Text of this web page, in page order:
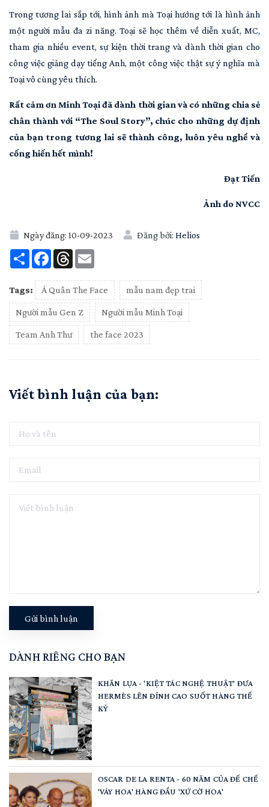
Trong tương lai sắp tới, hình ảnh mà Toại hướng tới là hình ảnh
một người mẫu đa zi năng. Toại sẽ học thêm về diễn xuất, MC,
tham gia nhiều event, sự kiện thời trang và dành thời gian cho
công việc giảng dạy tiếng Anh, một công việc thật sự ý nghĩa mà
Toại vô cùng yêu thích.
Rất cảm ơn Minh Toại đã dành thời gian và có những chia sẻ
chân thành với “The Soul Story”, chúc cho những dự định
của bạn trong tương lai sẽ thành công, luôn yêu nghề và
cống hiến hết mình!
Đạt Tiến
Ảnh do NVCC
Ngày đăng: 10-09-2023 Đăng bởi: Helios
Share Facebook
Threads
Tags: Á Quân The Face mẫu nam đẹp trai
Người mẫu Gen Z Người mẫu Minh Toại
Team Anh Thư the face 2023
Viết bình luận của bạn:
Gửi bình luận
DÀNH RIÊNG CHO BẠN
KHĂN LỤA - 'KIỆT TÁC NGHỆ THUẬT' ĐƯA
HERMÈS LÊN ĐỈNH CAO SUỐT HÀNG THẾ
KỶ
OSCAR DE LA RENTA - 60 NĂM CỦA ĐẾ CHẾ
'VÁY HOA' HÀNG ĐẦU 'XỨ CỜ HOA'